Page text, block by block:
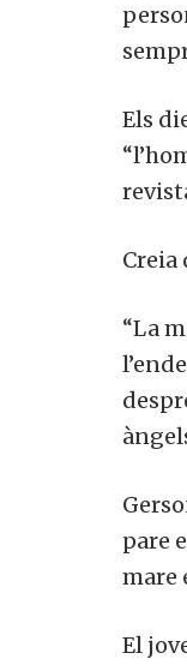
Els
Creia
“La
pare
mare
El